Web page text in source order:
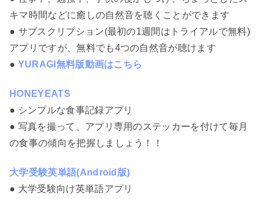
キマ時間などに癒しの自然音を聴くことができます
● サブスクリプション(最初の1週間はトライアルで無料)
アプリですが、無料でも4つの自然音が聴けます
● YURAGI無料版動画はこちら
HONEYEATS
● シンプルな食事記録アプリ
● 写真を撮って、アプリ専用のステッカーを付けて毎月
の食事の傾向を把握しましょう！！
大学受験英単語(Android版)
● 大学受験向け英単語アプリ